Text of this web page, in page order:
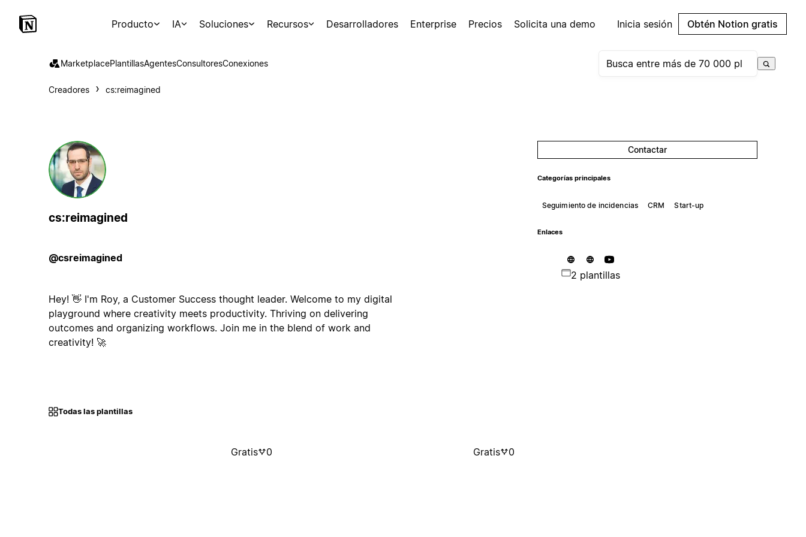
Producto IA Soluciones Recursos Desarrolladores Enterprise Precios Solicita una demo Inicia sesión Obtén Notion gratis
MarketplacePlantillasAgentesConsultoresConexiones
Creadores cs:reimagined
cs:reimagined
@csreimagined
Hey! 👋 I'm Roy, a Customer Success thought leader. Welcome to my digital
playground where creativity meets productivity. Thriving on delivering
outcomes and organizing workflows. Join me in the blend of work and
creativity! 🚀
Contactar
Categorías principales
Seguimiento de incidencias CRM Start-up
Enlaces
2 plantillas
Todas las plantillas
Gratis 0 Gratis 0